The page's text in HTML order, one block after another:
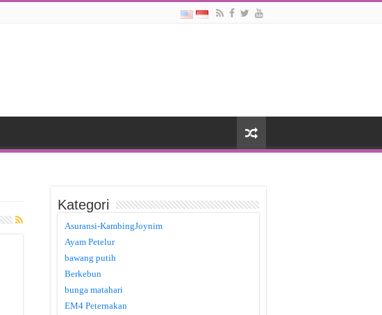
Kategori
Asuransi-KambingJoynim
Ayam Petelur
bawang putih
Berkebun
bunga matahari
EM4 Peternakan